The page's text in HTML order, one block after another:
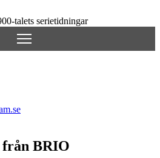
talets serietidningar
BRIO